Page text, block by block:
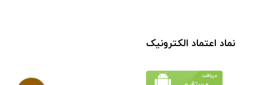
نماد اعتماد الکترونیک